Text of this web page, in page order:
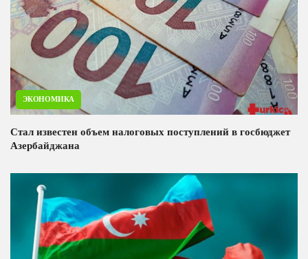
ЭКОНОМИКА
Стал известен объем налоговых поступлений в госбюджет
Азербайджана